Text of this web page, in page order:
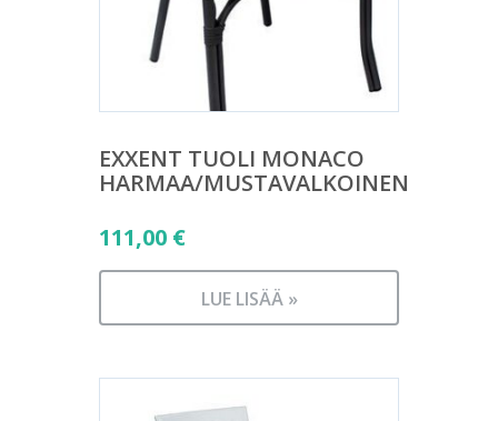
EXXENT TUOLI MONACO
HARMAA/MUSTAVALKOINEN
111,00 €
LUE LISÄÄ »